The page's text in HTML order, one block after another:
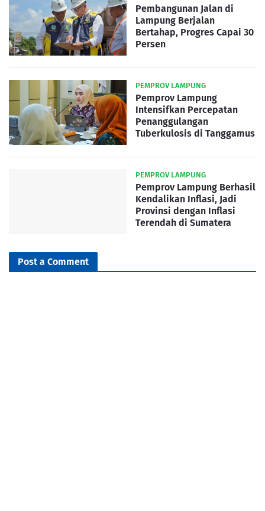
Pembangunan Jalan di
Lampung Berjalan
Bertahap, Progres Capai 30
Persen
PEMPROV LAMPUNG
Pemprov Lampung
Intensifkan Percepatan
Penanggulangan
Tuberkulosis di Tanggamus
PEMPROV LAMPUNG
Pemprov Lampung Berhasil
Kendalikan Inflasi, Jadi
Provinsi dengan Inflasi
Terendah di Sumatera
Post a Comment